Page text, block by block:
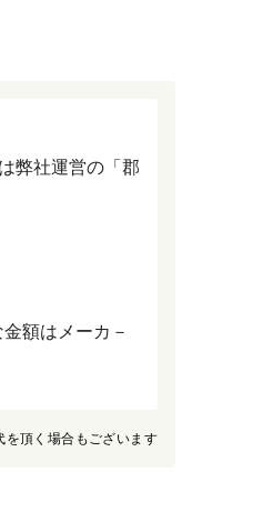
弊社運営の「郡
額はメーカ－
を頂く場合もございます